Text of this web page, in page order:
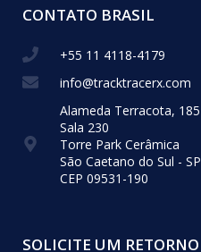
CONTATO BRASIL
+55 11 4118-4179
info@tracktracerx.com
Alameda Terracota, 185
Sala 230
Torre Park Cerâmica
São Caetano do Sul - SP
CEP 09531-190
SOLICITE UM RETORNO